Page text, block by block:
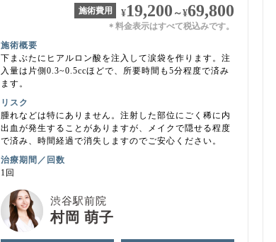
施術費用 ¥19,200 ～¥69,800
＊ 料金表示はすべて税込みです。
施術概要
下まぶたにヒアルロン酸を注入して涙袋を作ります。注
入量は片側0.3~0.5ccほどで、所要時間も5分程度で済み
ます。
リスク
腫れなどは特にありません。注射した部位にごく稀に内
出血が発生することがありますが、メイクで隠せる程度
で済み、時間経過で消失しますのでご安心ください。
治療期間／回数
1回
渋谷駅前院
村岡 萌子